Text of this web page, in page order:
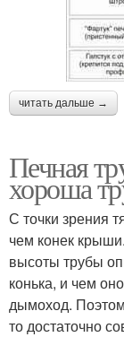
читать дальше →
Печная
хороша
С точки зрения
чем конек
высоты трубы
конька, и чем
дымоход.
то достаточно